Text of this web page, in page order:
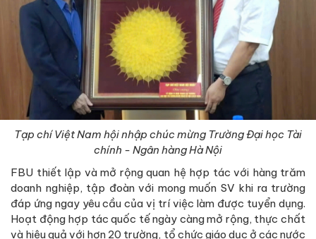
Tạp chí Việt Nam hội nhập chúc mừng Trường Đại học Tài
chính - Ngân hàng Hà Nội
FBU thiết lập và mở rộng quan hệ hợp tác với hàng trăm
doanh nghiệp, tập đoàn với mong muốn SV khi ra trường
đáp ứng ngay yêu cầu của vị trí việc làm được tuyển dụng.
Hoạt động hợp tác quốc tế ngày càng mở rộng, thực chất
và hiệu quả với hơn 20 trường, tổ chức giáo dục ở các nước